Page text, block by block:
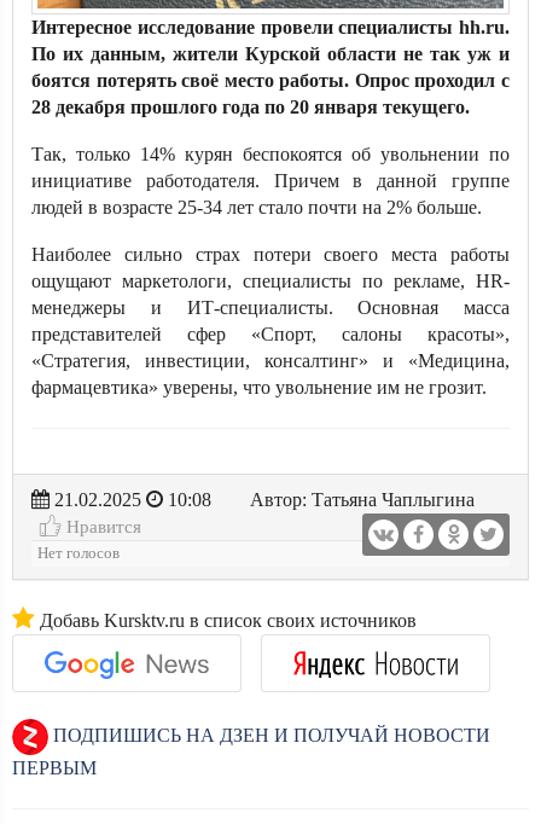
Интересное исследование провели специалисты hh.ru.
По их данным, жители Курской области не так уж и
боятся потерять своё место работы. Опрос проходил с
28 декабря прошлого года по 20 января текущего.
Так, только 14% курян беспокоятся об увольнении по
инициативе работодателя. Причем в данной группе
людей в возрасте 25-34 лет стало почти на 2% больше.
Наиболее сильно страх потери своего места работы
ощущают маркетологи, специалисты по рекламе, HR-
менеджеры и ИТ-специалисты. Основная масса
представителей сфер «Спорт, салоны красоты»,
«Стратегия, инвестиции, консалтинг» и «Медицина,
фармацевтика» уверены, что увольнение им не грозит.
21.02.2025 10:08
Автор: Татьяна Чаплыгина
Нравится
Нет голосов
Добавь Kursktv.ru в список своих источников
ПОДПИШИСЬ НА ДЗЕН И ПОЛУЧАЙ НОВОСТИ
ПЕРВЫМ